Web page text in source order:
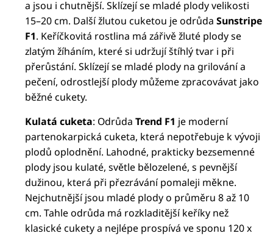
a jsou i chutnější. Sklízejí se mladé plody velikosti
15–20 cm. Další žlutou cuketou je odrůdaSunstripe
F1. Keříčkovitá rostlina má zářivě žluté plody se
zlatým žíháním, které si udržují štíhlý tvar i při
přerůstání. Sklízejí se mladé plody na grilování a
pečení, odrostlejší plody můžeme zpracovávat jako
běžné cukety.
Kulatá cuketa: OdrůdaTrend F1 je moderní
partenokarpická cuketa, která nepotřebuje k vývoji
plodů oplodnění. Lahodné, prakticky bezsemenné
plody jsou kulaté, světle bělozelené, s pevnější
dužinou, která při přezrávání pomaleji měkne.
Nejchutnější jsou mladé plody o průměru 8 až 10
cm. Tahle odrůda má rozkladitější keříky než
klasické cukety a nejlépe prospívá ve sponu 120 x